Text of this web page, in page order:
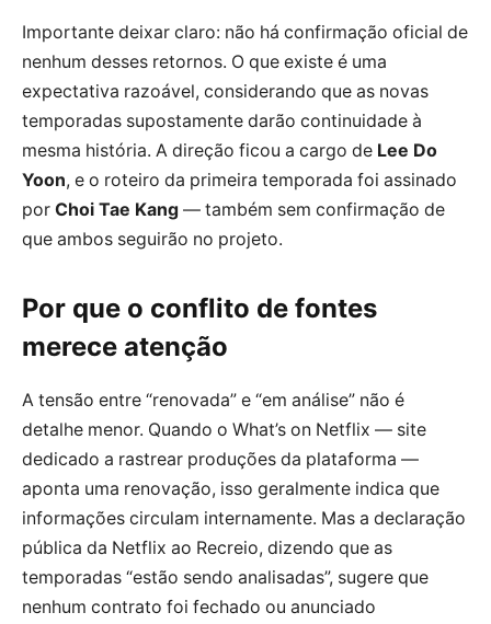
Importante deixar claro: não há confirmação oficial de
nenhum desses retornos. O que existe é uma
expectativa razoável, considerando que as novas
temporadas supostamente darão continuidade à
mesma história. A direção ficou a cargo de Lee Do
Yoon, e o roteiro da primeira temporada foi assinado
por Choi Tae Kang — também sem confirmação de
que ambos seguirão no projeto.
Por que o conflito de fontes
merece atenção
A tensão entre “renovada” e “em análise” não é
detalhe menor. Quando o What’s on Netflix — site
dedicado a rastrear produções da plataforma —
aponta uma renovação, isso geralmente indica que
informações circulam internamente. Mas a declaração
pública da Netflix ao Recreio, dizendo que as
temporadas “estão sendo analisadas”, sugere que
nenhum contrato foi fechado ou anunciado